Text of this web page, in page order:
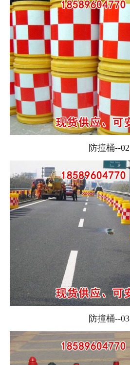
防撞桶--02
防撞桶--03